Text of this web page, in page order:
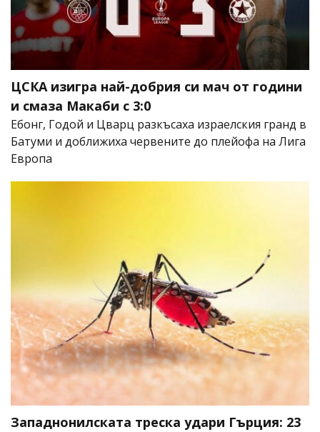
ЦСКА изигра най-добрия си мач от години
и смаза Макаби с 3:0
Ебонг, Годой и Цварц разкъсаха израелския гранд в
Батуми и доближиха червените до плейофа на Лига
Европа
Западнонилската треска удари Гърция: 23